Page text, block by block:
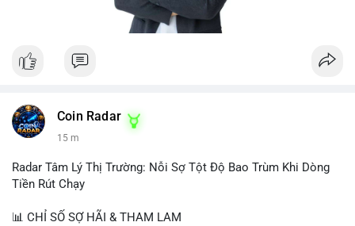
Coin Radar
15 m
Radar Tâm Lý Thị Trường: Nỗi Sợ Tột Độ Bao Trùm Khi Dòng
Tiền Rút Chạy
📊 CHỈ SỐ SỢ HÃI & THAM LAM